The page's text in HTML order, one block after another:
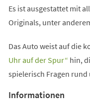
Es ist ausgestattet mit
Originals, unter
Das Auto weist auf die
Uhr auf der Spur“
(Öffnet
neuen
hin,
spielerisch Fragen rund
Informationen